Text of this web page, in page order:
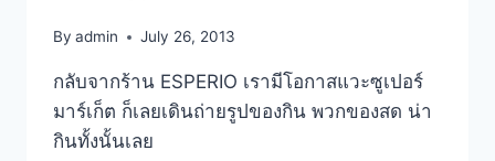
By admin July 26, 2013
กลับจากร้าน ESPERIO เรามีโอกาสแวะซูเปอร์
มาร์เก็ต ก็เลยเดินถ่ายรูปของกิน พวกของสด น่า
กินทั้งนั้นเลย